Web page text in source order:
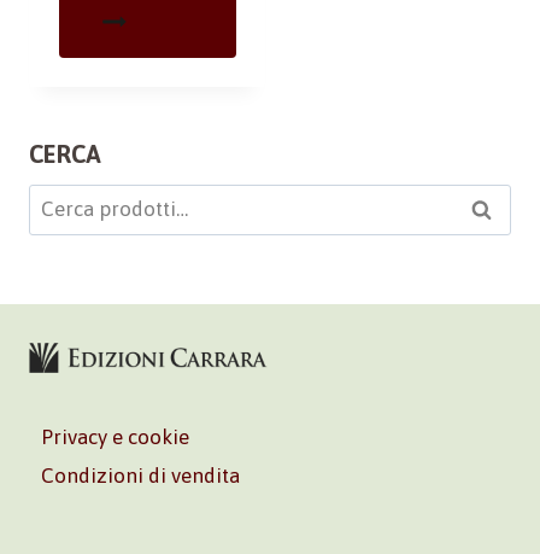
CERCA
Cerca: Cerca
Privacy e cookie
Condizioni di vendita